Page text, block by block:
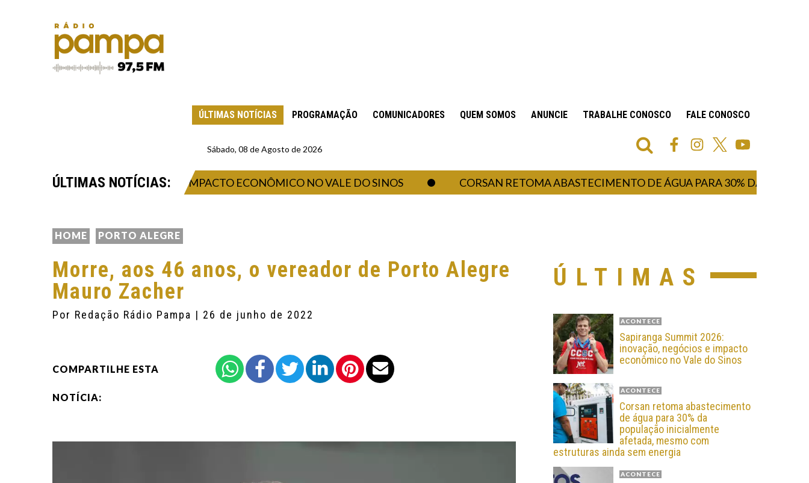
ÚLTIMAS NOTÍCIAS PROGRAMAÇÃO COMUNICADORES QUEM SOMOS ANUNCIE TRABALHE CONOSCO FALE CONOSCO
Sábado, 08 de Agosto de 2026
ÚLTIMAS NOTÍCIAS:
INOVAÇÃO, NEGÓCIOS E IMPACTO ECONÔMICO NO VALE DO SINOS CORSAN RETOMA ABASTECIMENTO DE ÁGUA PARA 30% DA
HOME PORTO ALEGRE
Morre, aos 46 anos, o vereador de Porto Alegre
Mauro Zacher
Por Redação Rádio Pampa | 26 de junho de 2022
COMPARTILHE ESTA
NOTÍCIA:
ÚLTIMAS
ACONTECE
Sapiranga Summit 2026:
inovação, negócios e impacto
econômico no Vale do Sinos
ACONTECE
Corsan retoma abastecimento
de água para 30% da
população inicialmente
afetada, mesmo com
estruturas ainda sem energia
ACONTECE